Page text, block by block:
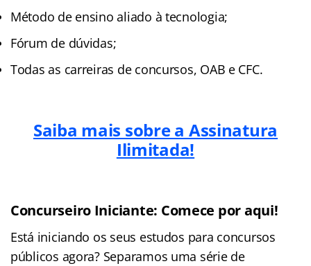
Método de ensino aliado à tecnologia;
Fórum de dúvidas;
Todas as carreiras de concursos, OAB e CFC.
Saiba mais sobre a Assinatura
Ilimitada!
Concurseiro Iniciante: Comece por aqui!
Está iniciando os seus estudos para concursos
públicos agora? Separamos uma série de